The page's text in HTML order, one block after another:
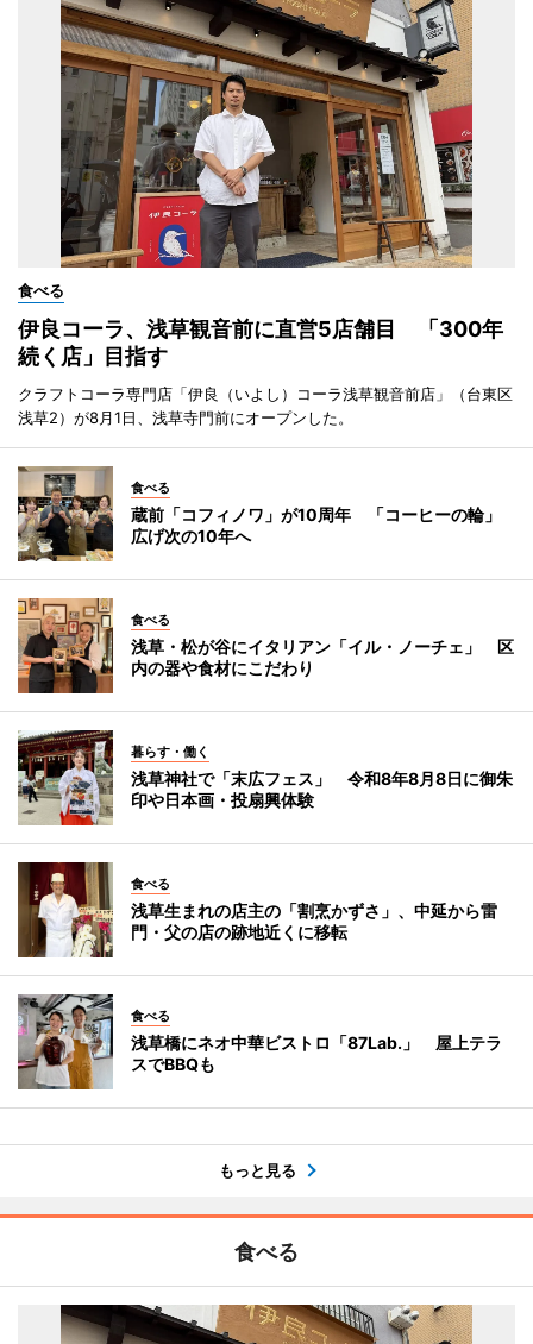
食べる
伊良コーラ、浅草観音前に直営5店舗目 「300年
続く店」目指す
クラフトコーラ専門店「伊良（いよし）コーラ浅草観音前店」（台東区
浅草2）が8月1日、浅草寺門前にオープンした。
食べる
蔵前「コフィノワ」が10周年 「コーヒーの輪」
広げ次の10年へ
食べる
浅草・松が谷にイタリアン「イル・ノーチェ」 区
内の器や食材にこだわり
暮らす・働く
浅草神社で「末広フェス」 令和8年8月8日に御朱
印や日本画・投扇興体験
食べる
浅草生まれの店主の「割烹かずさ」、中延から雷
門・父の店の跡地近くに移転
食べる
浅草橋にネオ中華ビストロ「87Lab.」 屋上テラ
スでBBQも
もっと見る
食べる